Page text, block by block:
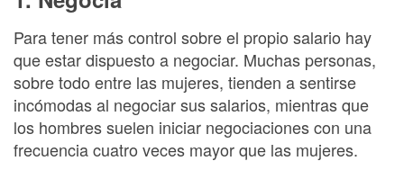
Para tener más control sobre el propio salario hay
que estar dispuesto a negociar. Muchas personas,
sobre todo entre las mujeres, tienden a sentirse
incómodas al negociar sus salarios, mientras que
los hombres suelen iniciar negociaciones con una
frecuencia cuatro veces mayor que las mujeres.